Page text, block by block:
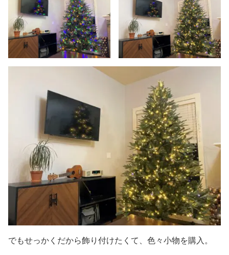
でもせっかくだから飾り付けたくて、色々小物を購入。